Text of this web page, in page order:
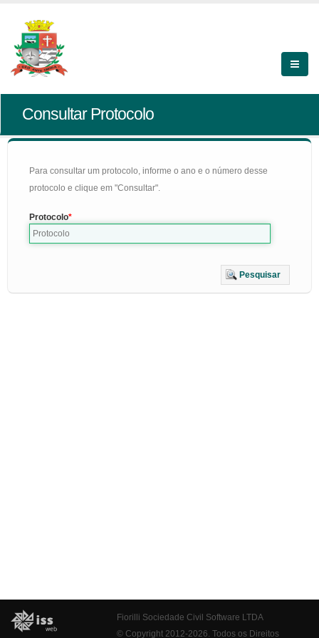
Consultar Protocolo
Para consultar um protocolo, informe o ano e o número desse
protocolo e clique em "Consultar".
Protocolo
Pesquisar
Fiorilli Sociedade Civil Software LTDA
© Copyright 2012-2026. Todos os Direitos